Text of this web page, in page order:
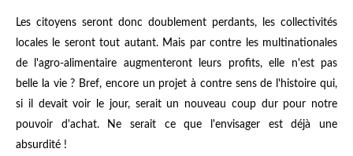
Les citoyens seront donc doublement perdants, les collectivités
locales le seront tout autant. Mais par contre les multinationales
de l'agro-alimentaire augmenteront leurs profits, elle n'est pas
belle la vie ? Bref, encore un projet à contre sens de l'histoire qui,
si il devait voir le jour, serait un nouveau coup dur pour notre
pouvoir d'achat. Ne serait ce que l'envisager est déjà une
absurdité !